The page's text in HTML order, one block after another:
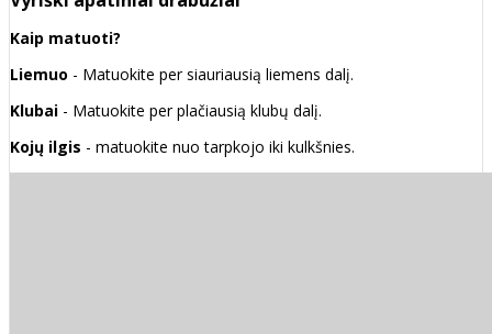
Kaip matuoti?
Liemuo - Matuokite per siauriausią liemens dalį.
Klubai - Matuokite per plačiausią klubų dalį.
Kojų ilgis - matuokite nuo tarpkojo iki kulkšnies.